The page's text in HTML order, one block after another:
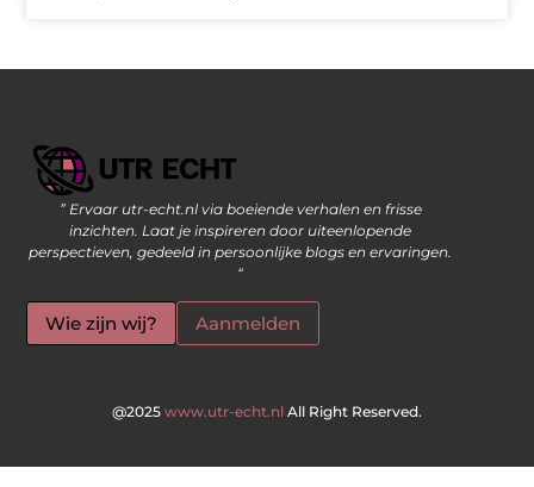
” Ervaar utr-echt.nl via boeiende verhalen en frisse
inzichten. Laat je inspireren door uiteenlopende
perspectieven, gedeeld in persoonlijke blogs en ervaringen.
“
Wie zijn wij? Aanmelden
@2025 www.utr-echt.nl All Right Reserved.